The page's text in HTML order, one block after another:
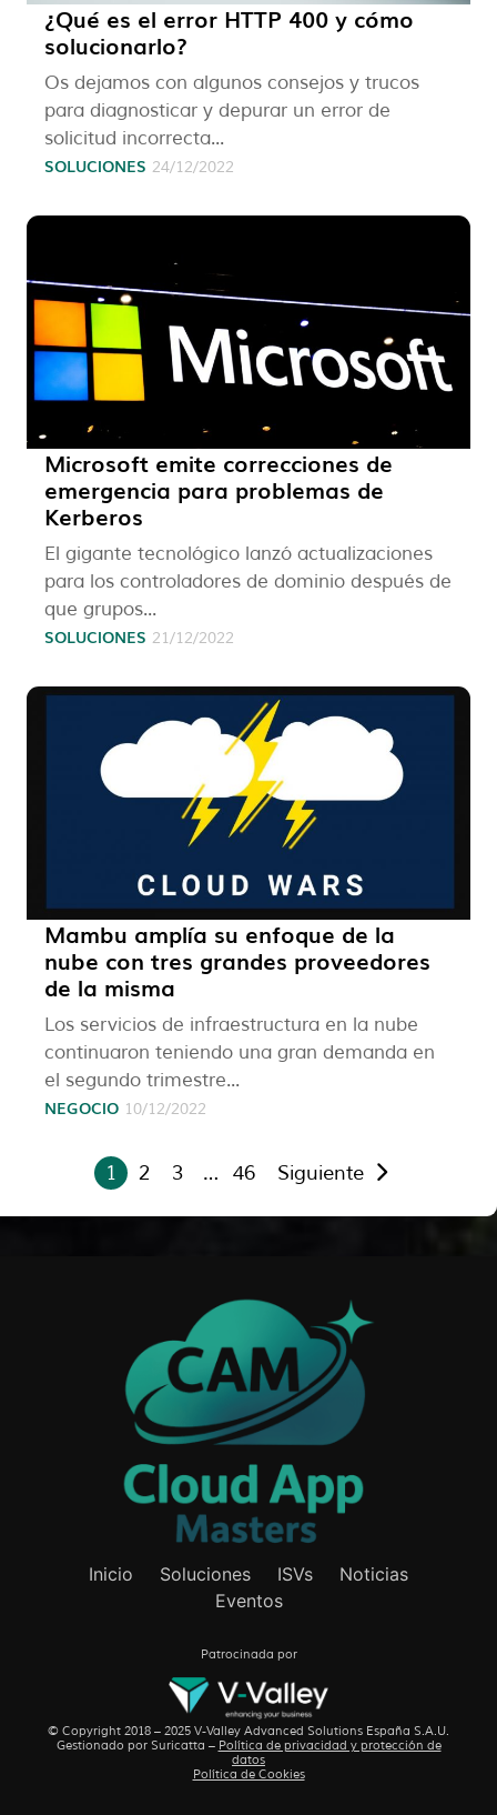
¿Qué es el error HTTP 400 y cómo
solucionarlo?
Os dejamos con algunos consejos y trucos
para diagnosticar y depurar un error de
solicitud incorrecta...
SOLUCIONES 24/12/2022
Microsoft emite correcciones de
emergencia para problemas de
Kerberos
El gigante tecnológico lanzó actualizaciones
para los controladores de dominio después de
que grupos...
SOLUCIONES 21/12/2022
Mambu amplía su enfoque de la
nube con tres grandes proveedores
de la misma
Los servicios de infraestructura en la nube
continuaron teniendo una gran demanda en
el segundo trimestre...
NEGOCIO 10/12/2022
1 2 3 … 46 Siguiente
Inicio Soluciones ISVs
Noticias
Eventos
Patrocinada por
© Copyright 2018 – 2025 V-Valley Advanced Solutions España S.A.U.
Gestionado por Suricatta – Política de privacidad y protección de
datos
Política de Cookies